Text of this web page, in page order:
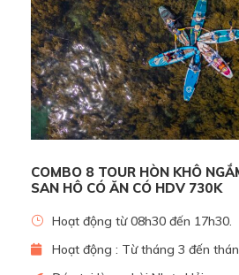
Hòn Khô mùa
COMBO 8 TOUR HÒN KHÔ
SAN HÔ CÓ ĂN CÓ HDV 730K
Hoạt động từ 08h30 đến 17h30.
Hoạt động : Từ tháng 3 đến